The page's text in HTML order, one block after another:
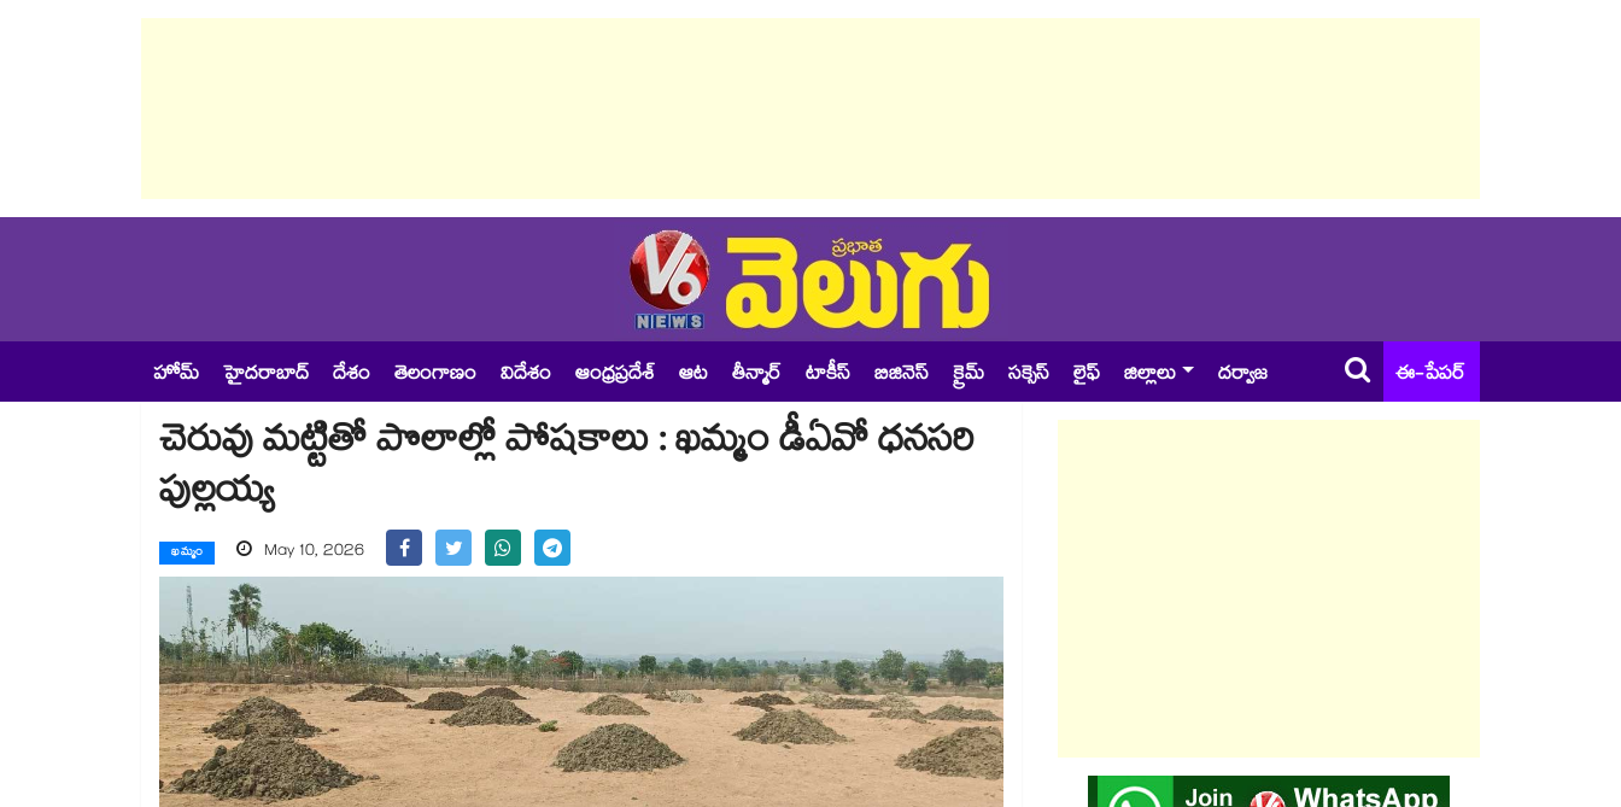
హోమ్ హైదరాబాద్ దేశం తెలంగాణం విదేశం ఆంధ్రప్రదేశ్ ఆట తీన్మార్ టాకీస్ బిజినెస్ క్రైమ్ సక్సెస్ లైఫ్ జిల్లాలు దర్వాజ ఈ-పేపర్
చెరువు మట్టితో పొలాల్లో పోషకాలు : ఖమ్మం డీఏవో ధనసరి
పుల్లయ్య
ఖమ్మం May 10, 2026